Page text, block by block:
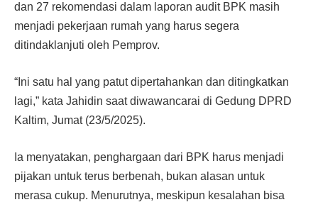
dan 27 rekomendasi dalam laporan audit BPK masih
menjadi pekerjaan rumah yang harus segera
ditindaklanjuti oleh Pemprov.
“Ini satu hal yang patut dipertahankan dan ditingkatkan
lagi,” kata Jahidin saat diwawancarai di Gedung DPRD
Kaltim, Jumat (23/5/2025).
Ia menyatakan, penghargaan dari BPK harus menjadi
pijakan untuk terus berbenah, bukan alasan untuk
merasa cukup. Menurutnya, meskipun kesalahan bisa